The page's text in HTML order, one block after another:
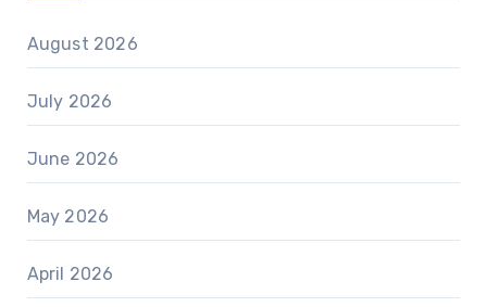
August 2026
July 2026
June 2026
May 2026
April 2026